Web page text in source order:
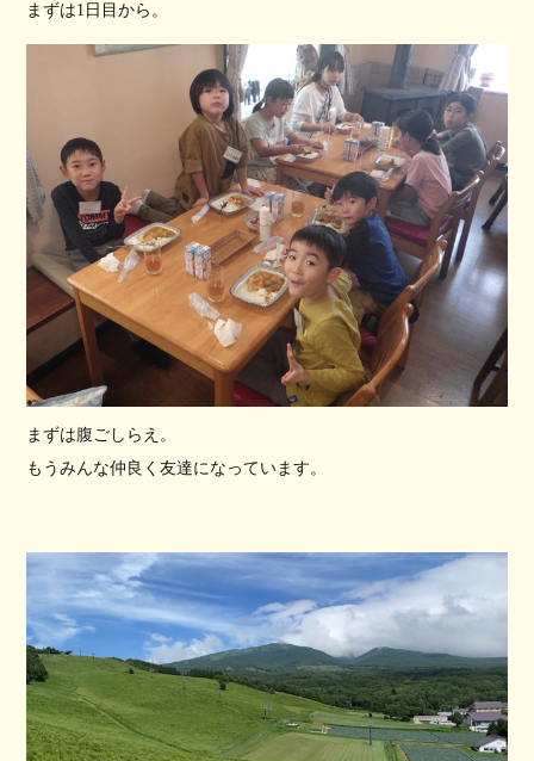
まずは1日目から。
まずは腹ごしらえ。
もうみんな仲良く友達になっています。